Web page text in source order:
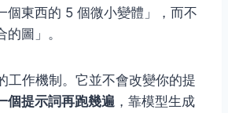
個東西的 5 個微小變體」，而不
圖」。
工作機制。它並不會改變你的提
個提示詞再跑幾遍 ，靠模型生成